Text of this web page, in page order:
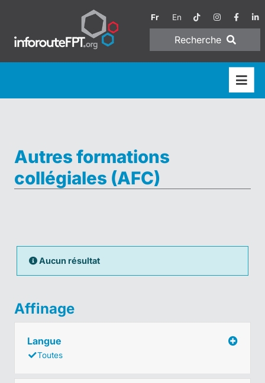
Fr En
Recherche
Autres formations
collégiales (AFC)
Aucun résultat
Affinage
Langue
Toutes